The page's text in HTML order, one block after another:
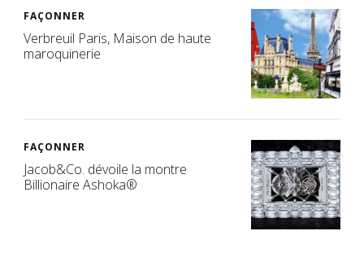
FAÇONNER
Verbreuil Paris, Maison de haute
maroquinerie
FAÇONNER
Jacob&Co. dévoile la montre
Billionaire Ashoka®